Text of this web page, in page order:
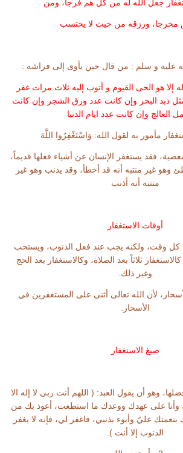
جعل الله له من كل هم فرجا، ومن
ورزقه من حيث لا يحتسب
عليه و سلم : من قال حين يأوى إلى فراشه :
إلا هو الحى القيوم و أتوب إليه ثلاث مرات غفر
ذبد البحر وإن كانت عدد ورق الشجر وإن كانت
العالج وإن كانت عدد ايام الدنيا
مأمور به لقول الله: وَاسْتَغْفِرُوا اللَّهَ
فقد يستغفر الإنسان عن أشياء فعلها قديماً،
وهو غير منتبه أنه قد أخطأ، وقد يذنب وهو غير
منتبه أنه أذنب
أوقات الاستغفار
كل وقت، ولكنه يجب عند فعل الذنوب، ويستحب
ثلاثاً بعد الصلاة، وكالاستغفار بعد الحج
وغير ذلك.
لأن الله تعالى أثنى على المستغفرين في
الأسحار.
صيغ الاستغفار
وهو أن يقول العبد: ( اللهم أنت ربي لا إله الا
وأنا على عهدك ووعدك ما استطعت، أعوذ بك من
عليّ وأبوء بذنبي، فاغفر لي، فإنه لا يغفر
الذنوب إلا أنت ).